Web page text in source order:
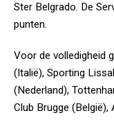
Ster Belgrado. De
punten.
Voor de volledigheid
(Italië), Sporting
(Nederland),
Club Brugge (België),